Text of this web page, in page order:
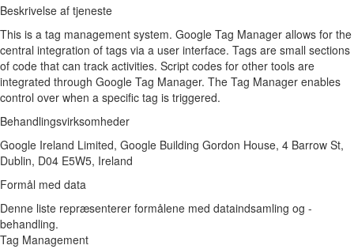
Beskrivelse af tjeneste
This is a tag management system. Google Tag Manager allows for the
central integration of tags via a user interface. Tags are small sections
of code that can track activities. Script codes for other tools are
integrated through Google Tag Manager. The Tag Manager enables
control over when a specific tag is triggered.
Behandlingsvirksomheder
Google Ireland Limited, Google Building Gordon House, 4 Barrow St,
Dublin, D04 E5W5, Ireland
Formål med data
Denne liste repræsenterer formålene med dataindsamling og -
behandling.
Tag Management